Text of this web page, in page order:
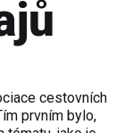
cestovních
prvním bylo,